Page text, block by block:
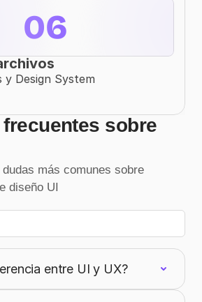
06
Design System
sobre
más comunes sobre
diseño UI
entre UI y UX?